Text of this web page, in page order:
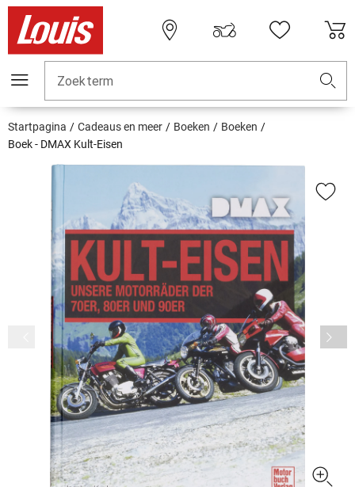
Zoekterm
Startpagina Cadeaus en meer Boeken
Boeken
Boek - DMAX Kult-Eisen